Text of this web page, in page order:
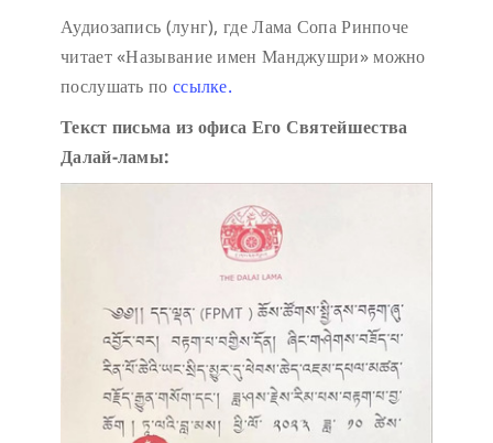
Аудиозапись (лунг), где Лама Сопа Ринпоче
читает «Называние имен Манджушри» можно
послушать по ссылке.
Текст письма из офиса Его Святейшества
Далай-ламы: